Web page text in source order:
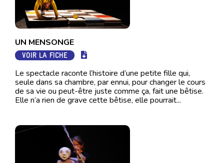
UN MENSONGE
VOIR LA FICHE
Le spectacle raconte l’histoire d’une petite fille qui,
seule dans sa chambre, par ennui, pour changer le cours
de sa vie ou peut-être juste comme ça, fait une bêtise.
Elle n’a rien de grave cette bêtise, elle pourrait...